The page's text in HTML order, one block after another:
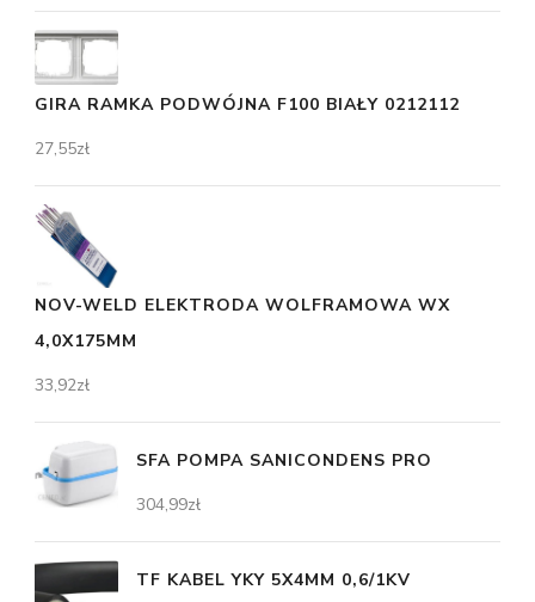
GIRA RAMKA PODWÓJNA F100 BIAŁY 0212112
27,55zł
NOV-WELD ELEKTRODA WOLFRAMOWA WX
4,0X175MM
33,92zł
SFA POMPA SANICONDENS PRO
304,99zł
TF KABEL YKY 5X4MM 0,6/1KV